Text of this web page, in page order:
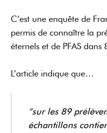
C’est une enquête de
permis de connaître la
éternels et de PFAS
L’article indique que…
“sur les 89
échantillons